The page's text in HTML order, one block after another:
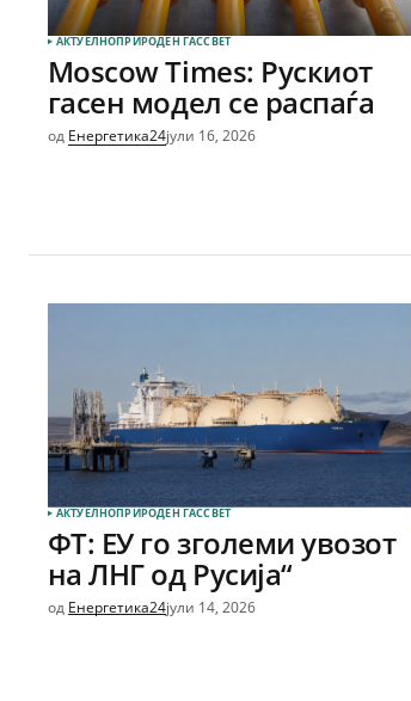
АКТУЕЛНОПРИРОДЕН ГАССВЕТ
Moscow Times: Рускиот
гасен модел се распаѓа
од Енергетика24јули 16, 2026
АКТУЕЛНОПРИРОДЕН ГАССВЕТ
ФТ: ЕУ го зголеми увозот
на ЛНГ од Русија“
од Енергетика24јули 14, 2026